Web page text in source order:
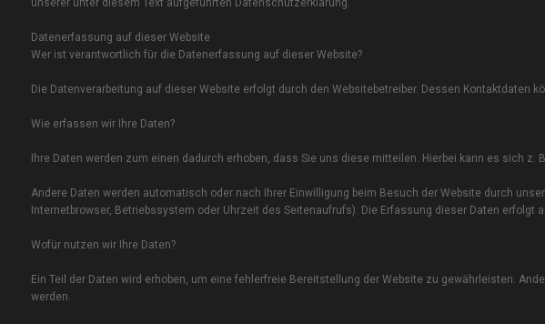
unserer unter diesem Text aufgeführten Datenschutzerklärung.
Datenerfassung auf dieser Website
Wer ist verantwortlich für die Datenerfassung auf dieser Website?
Die Datenverarbeitung auf dieser Website erfolgt durch den Websitebetreiber. Dessen Kontaktdaten
Wie erfassen wir Ihre Daten?
Ihre Daten werden zum einen dadurch erhoben, dass Sie uns diese mitteilen. Hierbei kann es sich z.
Andere Daten werden automatisch oder nach Ihrer Einwilligung beim Besuch der Website durch
Internetbrowser, Betriebssystem oder Uhrzeit des Seitenaufrufs). Die Erfassung dieser Daten erfolgt
Wofür nutzen wir Ihre Daten?
Ein Teil der Daten wird erhoben, um eine fehlerfreie Bereitstellung der Website zu gewährleisten.
werden.